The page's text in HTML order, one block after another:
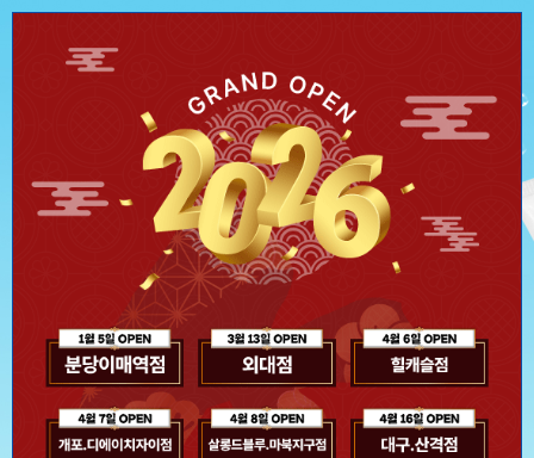
신제품 스파클링 라인 출신
극강의 시원함을 선사하다
두피 속까지 톡! 쏘는
스파클링 헤어 팩&토닉
제품 보러 가기